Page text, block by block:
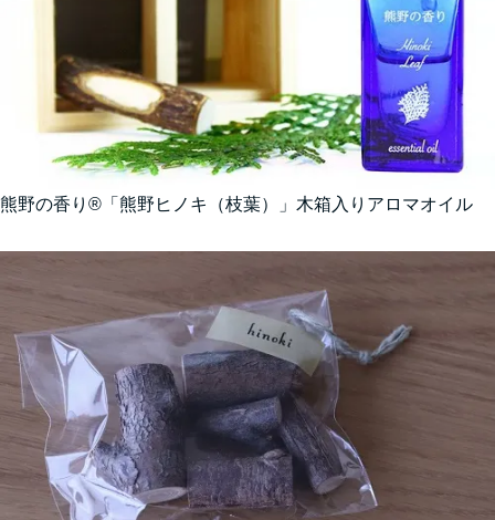
熊野の香り®「熊野ヒノキ（枝葉）」木箱入りアロマオイル